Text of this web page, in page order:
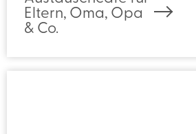
Eltern, Oma, Opa
& Co.